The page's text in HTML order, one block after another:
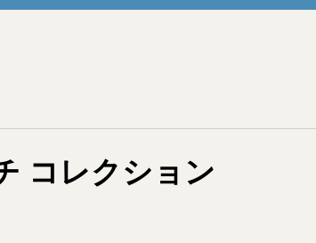
コレクション